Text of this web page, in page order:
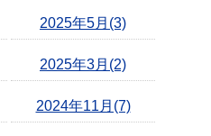
2025年5月(3)
2025年3月(2)
2024年11月(7)